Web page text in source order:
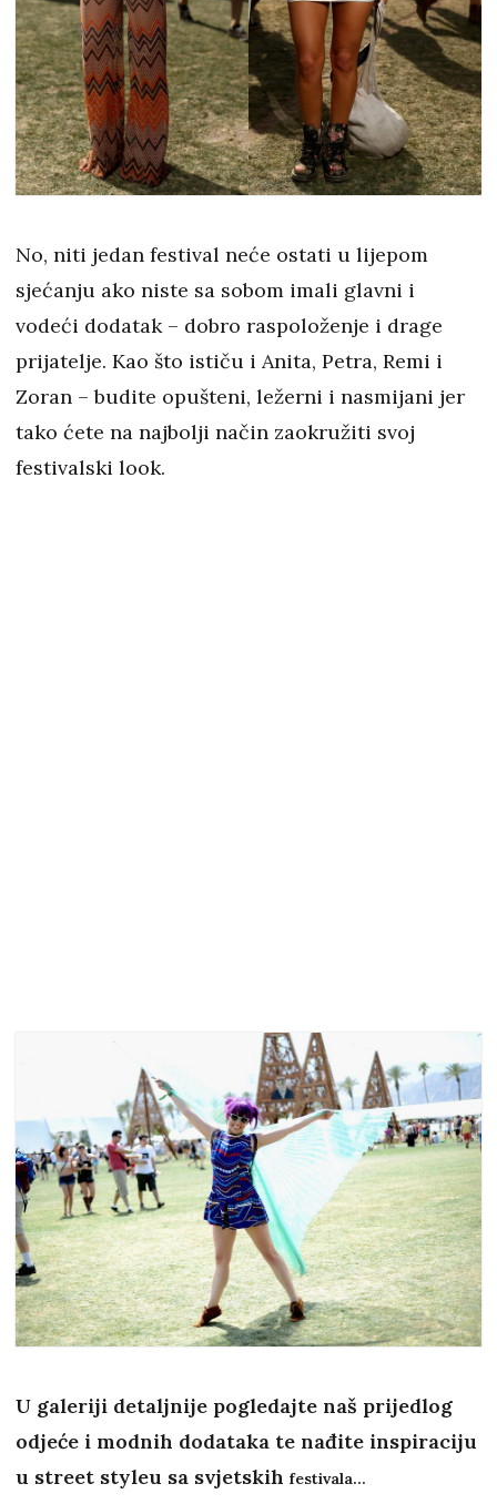
No, niti jedan festival neće ostati u lijepom
sjećanju ako niste sa sobom imali glavni i
vodeći dodatak – dobro raspoloženje i drage
prijatelje. Kao što ističu i Anita, Petra, Remi i
Zoran – budite opušteni, ležerni i nasmijani jer
tako ćete na najbolji način zaokružiti svoj
festivalski look.
U galeriji detaljnije pogledajte naš prijedlog
odjeće i modnih dodataka te nađite inspiraciju
u street styleu sa svjetskih festivala...